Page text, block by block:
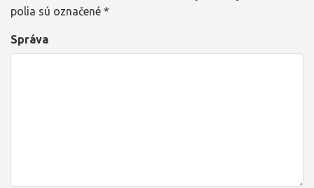
polia sú označené *
Správa